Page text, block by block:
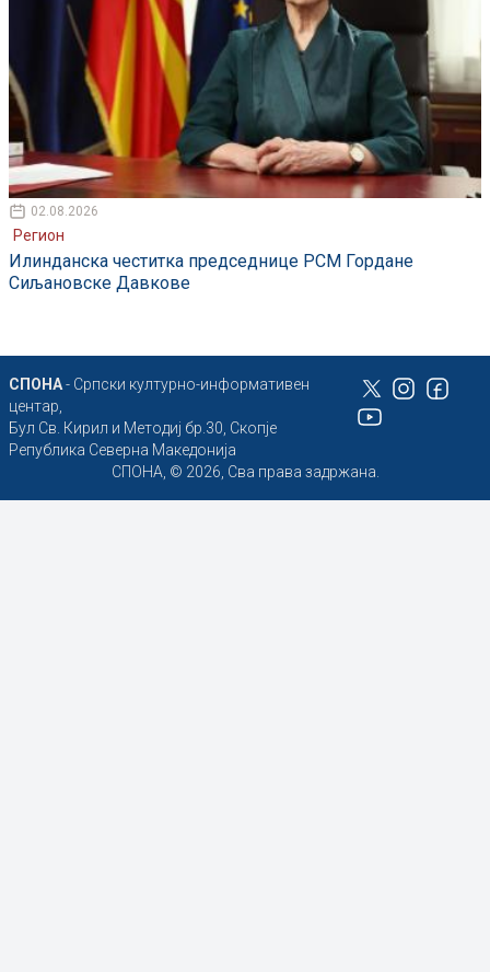
02.08.2026
Регион
Илинданска честитка председнице РСМ Гордане
Сиљановске Давкове
СПОНА- Српски културно-информативен
центар,
Бул Св. Кирил и Методиј бр.30, Скопје
Република Северна Македонија
СПОНА, © 2026, Сва права задржана.